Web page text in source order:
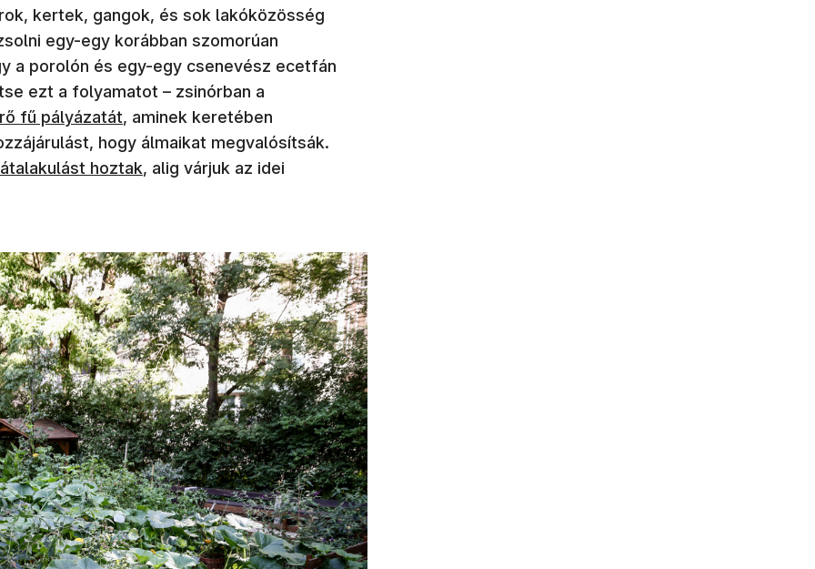
kertek, gangok, és sok lakóközösség
egy-egy korábban szomorúan
a porolón és egy-egy csenevész ecetfán
ezt a folyamatot – zsinórban a
fű pályázatát, aminek keretében
hogy álmaikat megvalósítsák.
hoztak, alig várjuk az idei